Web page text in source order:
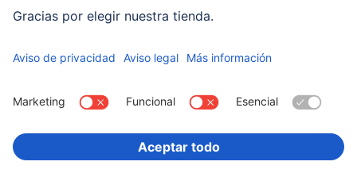
Sostenibilidad
Business-Portal
Escoger Pais